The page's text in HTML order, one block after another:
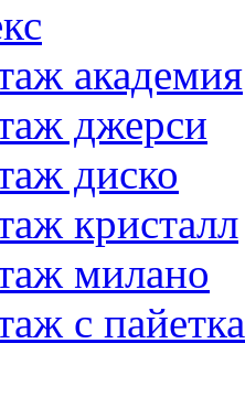
академия
джерси
диско
кристалл
милано
с